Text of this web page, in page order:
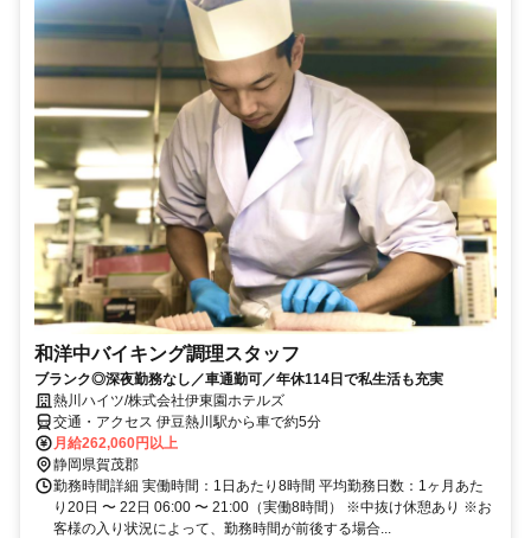
和洋中バイキング調理スタッフ
ブランク◎深夜勤務なし／車通勤可／年休114日で私生活も充実
熱川ハイツ/株式会社伊東園ホテルズ
交通・アクセス 伊豆熱川駅から車で約5分
月給262,060円以上
静岡県賀茂郡
勤務時間詳細 実働時間：1日あたり8時間 平均勤務日数：1ヶ月あた
り20日 〜 22日 06:00 〜 21:00（実働8時間） ※中抜け休憩あり ※お
客様の入り状況によって、勤務時間が前後する場合...